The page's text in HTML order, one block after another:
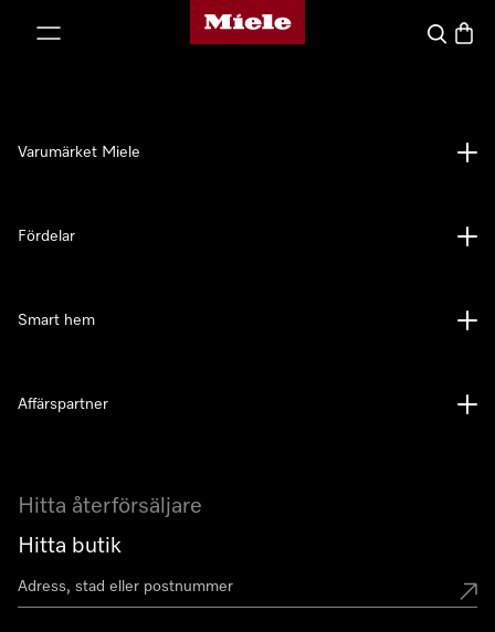
Mieles hemsida
Sök
Hitta återförsäljare
Hitta butik
Varumärket Miele
Fördelar
Smart hem
Affärspartner